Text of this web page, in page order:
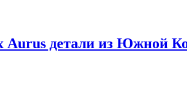
Aurus детали из Южной